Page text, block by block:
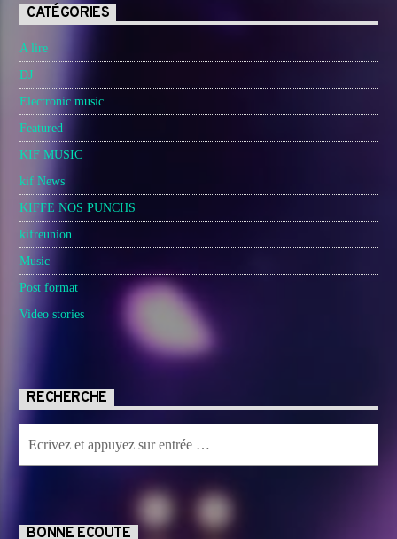
CATÉGORIES
A lire
DJ
Electronic music
Featured
KIF MUSIC
kif News
KIFFE NOS PUNCHS
kifreunion
Music
Post format
Video stories
RECHERCHE
BONNE ECOUTE